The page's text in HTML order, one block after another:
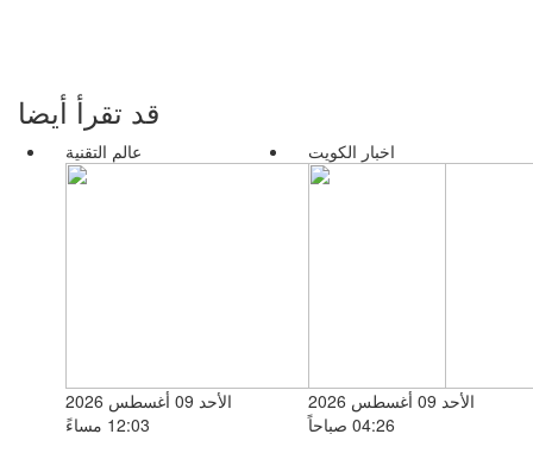
قد تقرأ أيضا
عالم التقنية
الأحد 09 أغسطس 2026
12:03 مساءً
اخبار الكويت
الأحد 09 أغسطس 2026
04:26 صباحاً